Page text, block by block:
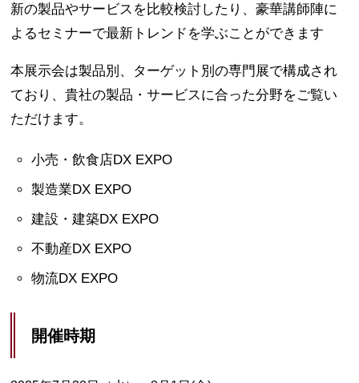
新の製品やサービスを比較検討したり、豪華講師陣に
よるセミナーで最新トレンドを学ぶことができます
本展示会は製品別、ターゲット別の専門展で構成され
ており、貴社の製品・サービスに合った分野をご覧い
ただけます。
小売・飲食店DX EXPO
製造業DX EXPO
建設・建築DX EXPO
不動産DX EXPO
物流DX EXPO
開催時期